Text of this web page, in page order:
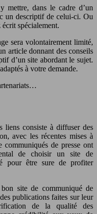
mettre, dans le cadre d’un
un descriptif de celui-ci. Ou
spécialement.
sera volontairement limité,
article donnant des conseils
d’un site abordant le sujet.
à votre demande.
liens consiste à diffuser des
avec les récentes mises à
communiqués de presse ont
de choisir un site de
pour être sure de profiter
site de communiqué de
publications faites sur leur
de la qualité des